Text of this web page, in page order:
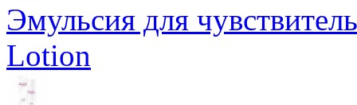
Эмульсия для
Lotion